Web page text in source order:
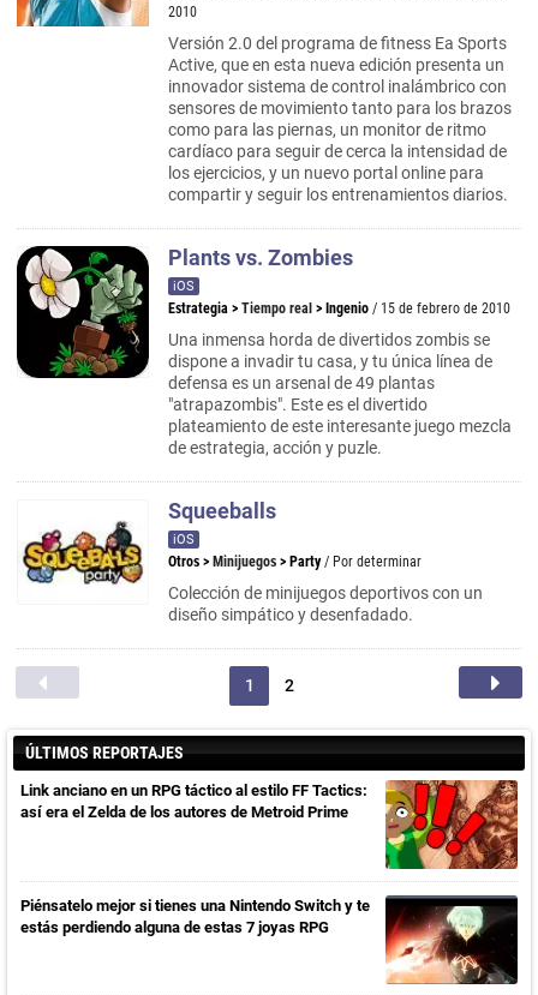
2010
Versión 2.0 del programa de fitness Ea Sports
Active, que en esta nueva edición presenta un
innovador sistema de control inalámbrico con
sensores de movimiento tanto para los brazos
como para las piernas, un monitor de ritmo
cardíaco para seguir de cerca la intensidad de
los ejercicios, y un nuevo portal online para
compartir y seguir los entrenamientos diarios.
Plants vs. Zombies
iOS
Estrategia > Tiempo real > Ingenio / 15 de febrero de 2010
Una inmensa horda de divertidos zombis se
dispone a invadir tu casa, y tu única línea de
defensa es un arsenal de 49 plantas
"atrapazombis". Este es el divertido
plateamiento de este interesante juego mezcla
de estrategia, acción y puzle.
Squeeballs
iOS
Otros > Minijuegos > Party / Por determinar
Colección de minijuegos deportivos con un
diseño simpático y desenfadado.
1 2
ÚLTIMOS REPORTAJES
Link anciano en un RPG táctico al estilo FF Tactics:
así era el Zelda de los autores de Metroid Prime
Piénsatelo mejor si tienes una Nintendo Switch y te
estás perdiendo alguna de estas 7 joyas RPG